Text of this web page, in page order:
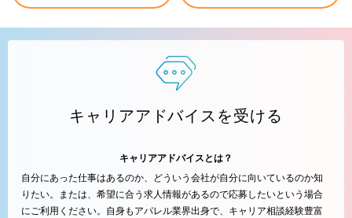
キャリアアドバイスを受ける
キャリアアドバイスとは？
自分にあった仕事はあるのか、どういう会社が自分に向いているのか知
りたい。または、希望に合う求人情報があるので応募したいという場合
にご利用ください。自身もアパレル業界出身で、キャリア相談経験豊富